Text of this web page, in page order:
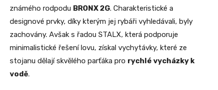
známého rodpodu BRONX 2G. Charakteristické a
designové prvky, díky kterým jej rybáři vyhledávali, byly
zachovány. Avšak s řadou STALX, která podporuje
minimalistické řešení lovu, získal vychytávky, které ze
stojanu dělají skvělého parťáka pro rychlé vycházky k
vodě.